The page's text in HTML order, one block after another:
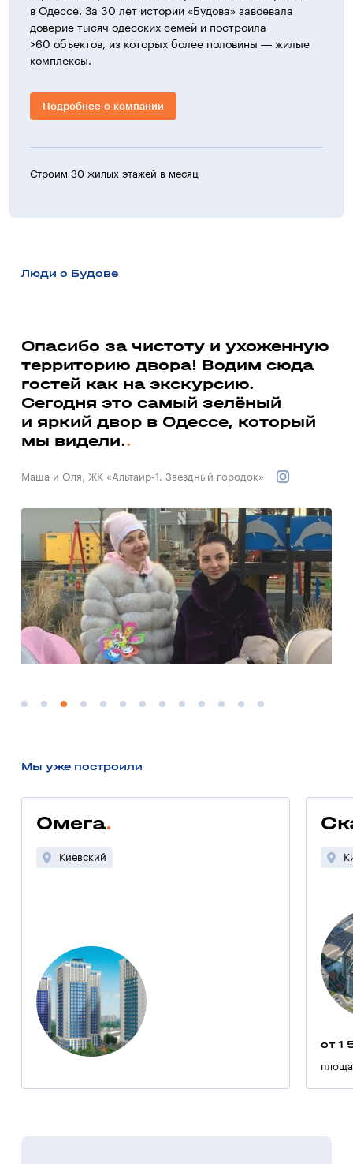
в Одессе. За 30 лет истории «Будова» завоевала
доверие тысяч одесских семей и построила
>60 объектов, из которых более половины — жилые
комплексы.
Подробнее о компании
Строим 30 жилых этажей в месяц
Люди о Будове
Спасибо за чистоту и ухоженную
территорию двора! Водим сюда
гостей как на экскурсию.
Сегодня это самый зелёный
и яркий двор в Одессе, который
мы видели.
Маша и Оля, ЖК «Альтаир-1. Звездный городок»
Мы уже построили
Омега
Киевский
от 1